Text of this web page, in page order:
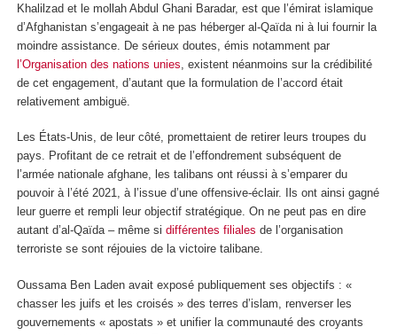
Khalilzad et le mollah Abdul Ghani Baradar, est que l’émirat islamique
d’Afghanistan s’engageait à ne pas héberger al-Qaïda ni à lui fournir la
moindre assistance. De sérieux doutes, émis notamment par
l’Organisation des nations unies , existent néanmoins sur la crédibilité
de cet engagement, d’autant que la formulation de l’accord était
relativement ambiguë.
Les États-Unis, de leur côté, promettaient de retirer leurs troupes du
pays. Profitant de ce retrait et de l’effondrement subséquent de
l’armée nationale afghane, les talibans ont réussi à s’emparer du
pouvoir à l’été 2021, à l’issue d’une offensive-éclair. Ils ont ainsi gagné
leur guerre et rempli leur objectif stratégique. On ne peut pas en dire
autant d’al-Qaïda – même si différentes filiales de l’organisation
terroriste se sont réjouies de la victoire talibane.
Oussama Ben Laden avait exposé publiquement ses objectifs : «
chasser les juifs et les croisés » des terres d’islam, renverser les
gouvernements « apostats » et unifier la communauté des croyants